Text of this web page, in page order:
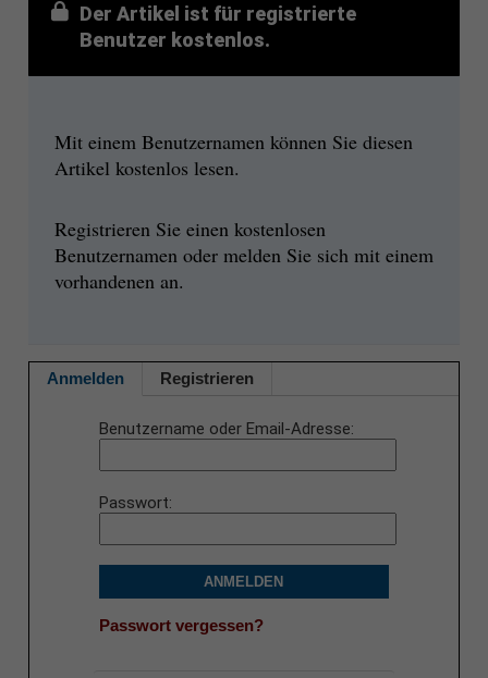
Der Artikel ist für registrierte
Benutzer kostenlos.
Mit einem Benutzernamen können Sie diesen
Artikel kostenlos lesen.
Registrieren Sie einen kostenlosen
Benutzernamen oder melden Sie sich mit einem
vorhandenen an.
Anmelden Registrieren
Benutzername oder Email-Adresse
Passwort
ANMELDEN
Passwort vergessen?